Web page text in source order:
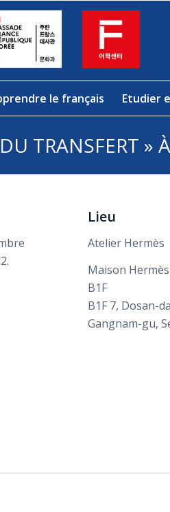
le français Etudier
TRANSFERT »
Lieu
Atelier Hermès
Maison
B1F
B1F 7, Dosan-
Gangnam-gu,